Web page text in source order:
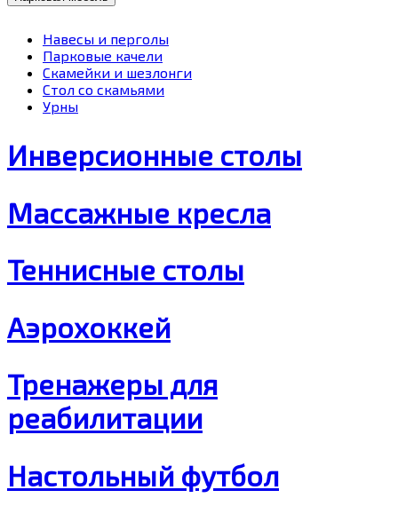
Навесы и перголы
Парковые качели
Скамейки и шезлонги
Стол со скамьями
Урны
Инверсионные столы
Массажные кресла
Теннисные столы
Аэрохоккей
Тренажеры для
реабилитации
Настольный футбол